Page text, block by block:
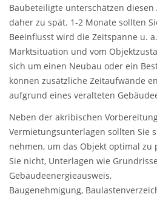
Baubeteiligte unterschätzen
daher zu spät. 1-2 Monate sollten
Beeinflusst wird die Zeitspanne u.
Marktsituation und vom
sich um einen Neubau oder ein
können zusätzliche Zeitaufwände
aufgrund eines veralteten
Neben der akribischen
Vermietungsunterlagen sollten Sie
nehmen, um das Objekt optimal zu
Sie nicht, Unterlagen wie
Gebäudeenergieausweis,
Baugenehmigung,